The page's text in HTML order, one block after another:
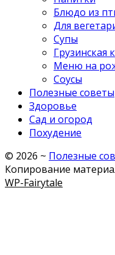
Блюдо из
Для
Супы
Грузинская
Меню на
Соусы
Полезные советы
Здоровье
Сад и огород
Похудение
© 2026 ~ Полезные
Копирование
WP-Fairytale